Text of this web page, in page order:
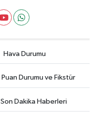
Hava Durumu
Puan Durumu ve Fikstür
Son Dakika Haberleri